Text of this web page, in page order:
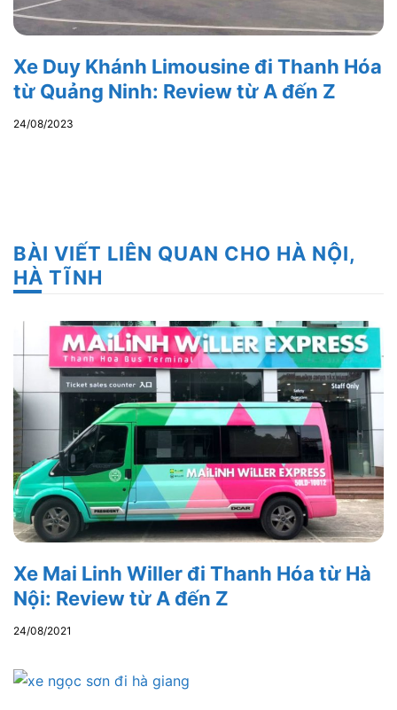
Xe Duy Khánh Limousine đi Thanh Hóa
từ Quảng Ninh: Review từ A đến Z
24/08/2023
BÀI VIẾT LIÊN QUAN CHO HÀ NỘI,
HÀ TĨNH
Xe Mai Linh Willer đi Thanh Hóa từ Hà
Nội: Review từ A đến Z
24/08/2021